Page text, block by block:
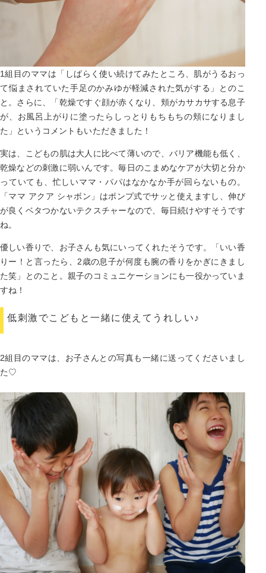
1組目のママは「しばらく使い続けてみたところ、肌がうるおっ
て悩まされていた手足のかみゆが軽減された気がする」とのこ
と。さらに、「乾燥ですぐ顔が赤くなり、頬がカサカサする息子
が、お風呂上がりに塗ったらしっとりもちもちの頬になりまし
た」というコメントもいただきました！
実は、こどもの肌は大人に比べて薄いので、バリア機能も低く、
乾燥などの刺激に弱いんです。毎日のこまめなケアが大切と分か
っていても、忙しいママ・パパはなかなか手が回らないもの。
「ママ アクア シャボン」はポンプ式でサッと使えますし、伸び
が良くベタつかないテクスチャーなので、毎日続けやすそうです
ね。
優しい香りで、お子さんも気にいってくれたそうです。「いい香
りー！と言ったら、2歳の息子が何度も腕の香りをかぎにきまし
た笑」とのこと。親子のコミュニケーションにも一役かっていま
すね！
低刺激でこどもと一緒に使えてうれしい♪
2組目のママは、お子さんとの写真も一緒に送ってくださいまし
た♡